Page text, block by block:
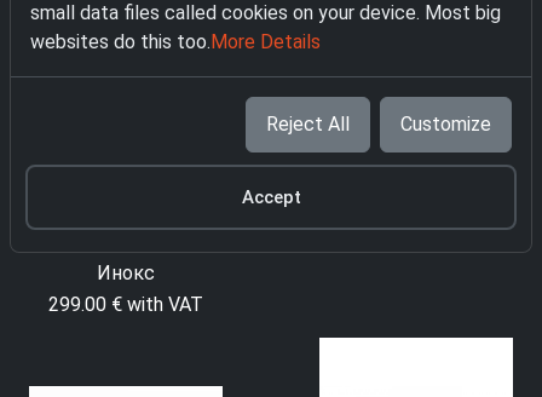
Инокс
299.00 € with VAT
4727 Фурна за
вграждане Privileg
319.00 € with VAT
small data files called cookies on your device. Most big
websites do this too.More Details
Reject All Customize
Accept